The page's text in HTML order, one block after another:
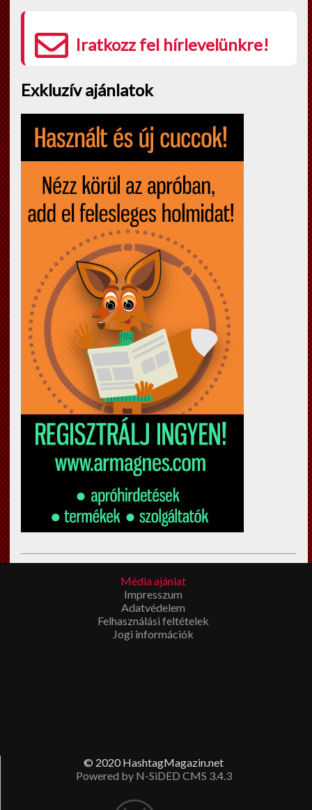
Iratkozz fel hírlevelünkre!
Exkluzív ajánlatok
Esküvői filmkészítés Budapesten? Megíbzható,
esküvői videóst keres? Látogasson el a fenti
Média ajánlat
Impresszum
Adatvédelem
Felhasználási feltételek
Jogi információk
© 2020 HashtagMagazin.net
Powered by N-SiDED CMS 3.4.3